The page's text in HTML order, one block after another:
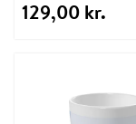
129,00 kr.